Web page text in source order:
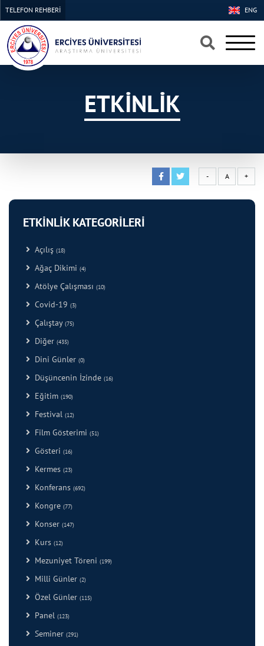
×
×
ENG
TELEFON REHBERİ
ETKİNLİK
- A +
ETKİNLİK KATEGORİLERİ
Açılış (18)
Ağaç Dikimi (4)
Atölye Çalışması (10)
Covid-19 (3)
Çalıştay (75)
Diğer (435)
Dini Günler (0)
Düşüncenin İzinde (16)
Eğitim (190)
Festival (12)
Film Gösterimi (51)
Gösteri (16)
Kermes (23)
Konferans (692)
Kongre (77)
Konser (147)
Kurs (12)
Mezuniyet Töreni (199)
Milli Günler (2)
Özel Günler (115)
Panel (123)
Seminer (291)